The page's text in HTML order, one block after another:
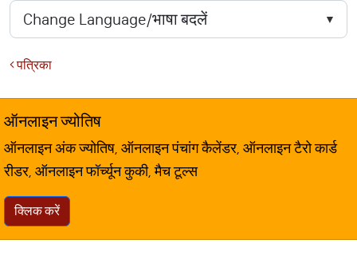
पत्रिका
ऑनलाइन ज्योतिष
ऑनलाइन अंक ज्योतिष, ऑनलाइन पंचांग कैलेंडर, ऑनलाइन टैरो कार्ड
रीडर, ऑनलाइन फॉर्च्यून कुकी, मैच टूल्स
क्लिक करें